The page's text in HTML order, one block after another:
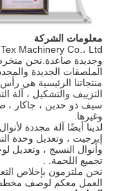
معلومات الشركة
وجديدة صاعدة.نحن
الملصقات الجديدة
منتجاتنا الرئيسية هي
التزييف والتشكيل ، آلة
سيف ذو حدين ، جاكار ،
وغيرها.
لدينا أيضًا آلة مجددة
إيرجيت ، وتعديل وحدة
تجميع اللحمة. .
نحن ملتزمون بإخلاص
العمل معكم لوصف مخطط